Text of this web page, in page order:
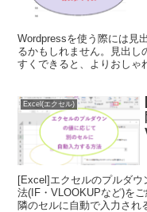
Wordpressを使う際には見
るかもしれません。見出し
すくできると、よりおしゃ
Excel(エクセル)
[Excel]エクセルのプルダ
法(IF・VLOOKUPなど)を
隣のセルに自動で入力され